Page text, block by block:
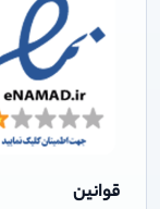
قوانین